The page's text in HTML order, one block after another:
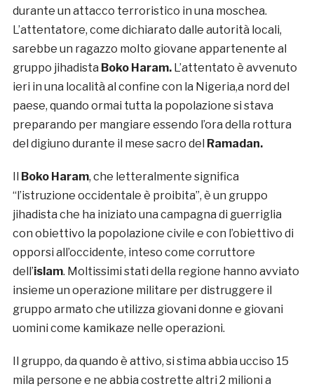
durante un attacco terroristico in una moschea.
L’attentatore, come dichiarato dalle autorità locali,
sarebbe un ragazzo molto giovane appartenente al
gruppo jihadista Boko Haram.L’attentato è avvenuto
ieri in una località al confine con la Nigeria,a nord del
paese, quando ormai tutta la popolazione si stava
preparando per mangiare essendo l’ora della rottura
del digiuno durante il mese sacro del Ramadan.
Boko Haram, che letteralmente significa
“l’istruzione occidentale è proibita”, è un gruppo
jihadista che ha iniziato una campagna di guerriglia
con obiettivo la popolazione civile e con l’obiettivo di
opporsi all’occidente, inteso come corruttore
dell’islam. Moltissimi stati della regione hanno avviato
insieme un operazione militare per distruggere il
gruppo armato che utilizza giovani donne e giovani
uomini come kamikaze nelle operazioni.
Il gruppo, da quando è attivo, si stima abbia ucciso 15
mila persone e ne abbia costrette altri 2 milioni a